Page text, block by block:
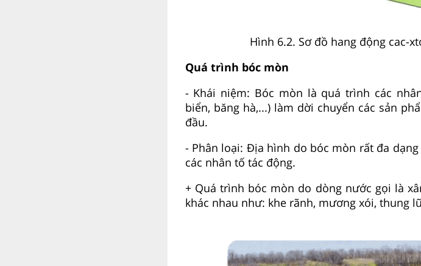
Hình 6.2. Sơ đồ hang động cac-
Quá trình bóc mòn
- Khái niệm: Bóc mòn là quá trình các
biển, băng hà,...) làm dời chuyển các sản
đầu.
- Phân loại: Địa hình do bóc mòn rất đa
các nhân tố tác động.
+ Quá trình bóc mòn do dòng nước gọi là
khác nhau như: khe rãnh, mương xói, thung